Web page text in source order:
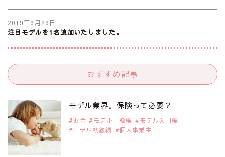
2019年9月29日
注目モデルを1名追加いたしました。
是非ご覧ください。
2019年9月29日
是非ご覧ください。
注目モデル 水原佑果さん
2019年9月29日
おすすめ記事
モデル業界。保険って必要？
お金 モデル中級編
モデル入門編
モデル初級編
個人事業主